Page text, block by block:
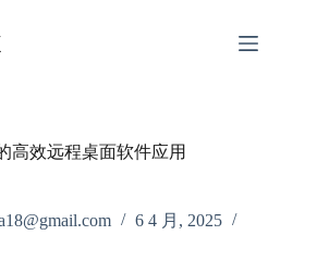
高效远程桌面软件应用
6 4 月, 2025